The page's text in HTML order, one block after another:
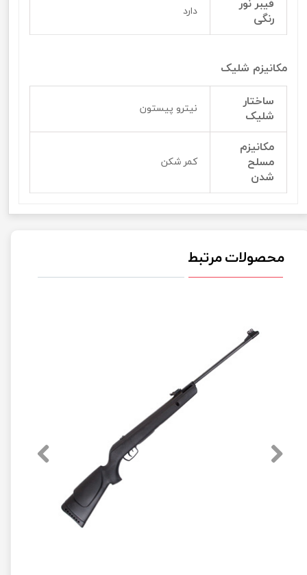
فیبر نور
رنگی
دارد
مکانیزم شلیک
ساختار
شلیک
نیترو پیستون
مکانیزم
مسلح
شدن
کمر شکن
محصولات مرتبط